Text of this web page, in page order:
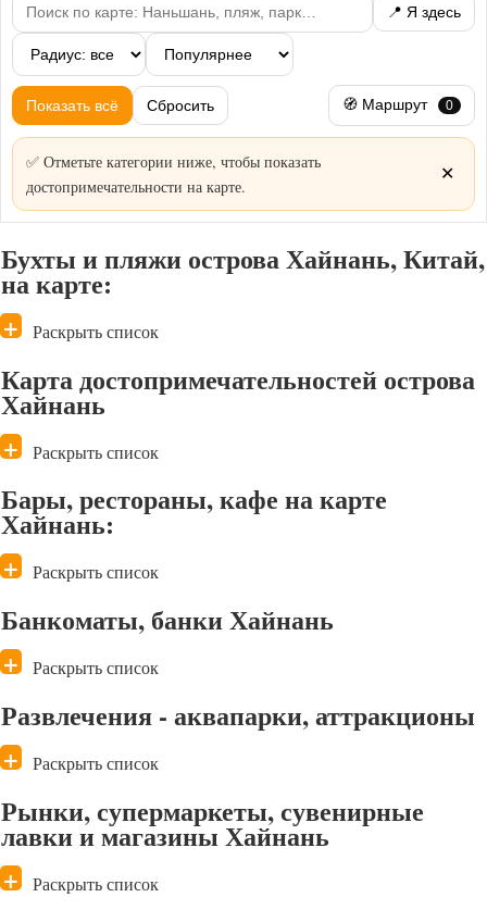
📍 Я здесь
Показать всё Сбросить 🧭 Маршрут 0
✅ Отметьте категории ниже, чтобы показать
достопримечательности на карте.
✕
Бухты и пляжи острова Хайнань, Китай,
на карте:
Раскрыть список
Карта достопримечательностей острова
Хайнань
Раскрыть список
Бары, рестораны, кафе на карте
Хайнань:
Раскрыть список
Банкоматы, банки Хайнань
Раскрыть список
Развлечения - аквапарки, аттракционы
Раскрыть список
Рынки, супермаркеты, сувенирные
лавки и магазины Хайнань
Раскрыть список